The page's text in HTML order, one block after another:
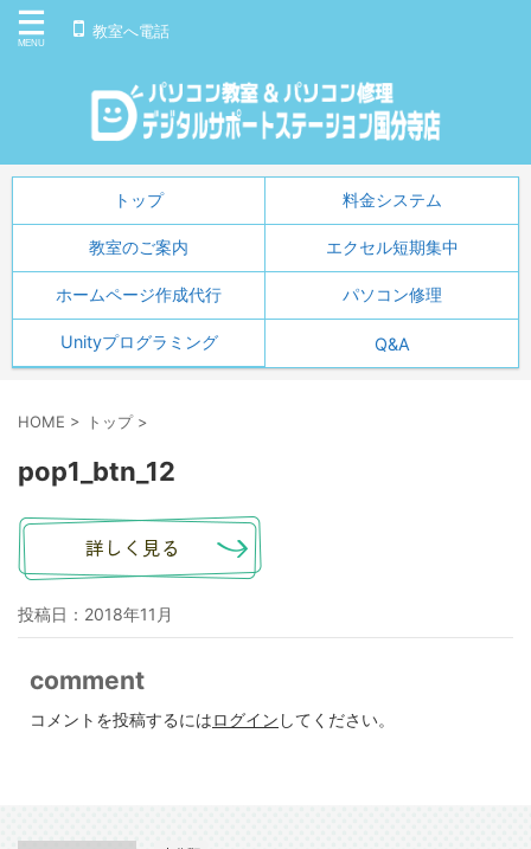
教室へ電話
トップ 料金システム
教室のご案内 エクセル短期集中
ホームページ作成代行 パソコン修理
Unityプログラミング Q&A
HOME > トップ>
pop1_btn_12
投稿日： 2018年11月
comment
コメントを投稿するにはログイン してください。